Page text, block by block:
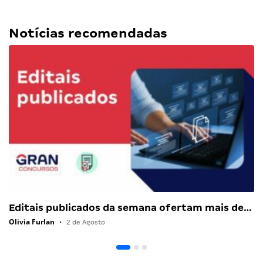
Notícias recomendadas
Editais publicados da semana ofertam mais de…
Olivia Furlan • 2 de Agosto